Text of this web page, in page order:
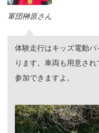
軍団榊原さん
体験走行はキッズ電動
ります。車両も用意さ
参加できますよ。